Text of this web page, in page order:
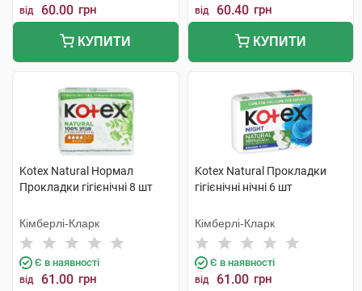
від 60.00 грн
КУПИТИ
від 60.40 грн
КУПИТИ
Kotex Natural Нормал
Прокладки гігієнічні 8 шт
Кімберлі-Кларк
Є в наявності
від 61.00 грн
Kotex Natural Прокладки
гігієнічні нічні 6 шт
Кімберлі-Кларк
Є в наявності
від 61.00 грн